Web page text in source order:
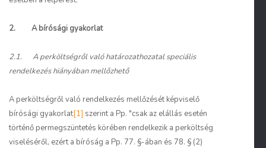
2. A bírósági gyakorlat
2.1. A perköltségről való határozathozatal speciális
rendelkezés hiányában mellőzhető
A perköltségről való rendelkezés mellőzését képviselő
bírósági gyakorlat[1] szerint a Pp. "csak az elállás esetén
történő permegszüntetés körében rendelkezik a perköltség
viseléséről, ezért a bíróság a Pp. 77. §-ában és 78. § (2)